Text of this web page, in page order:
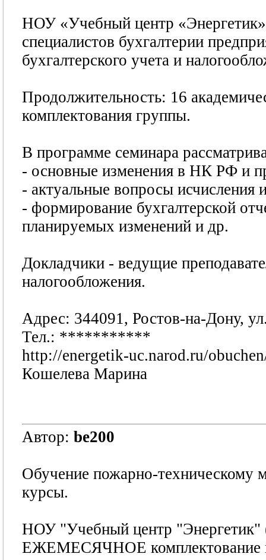
НОУ «Учебный центр «Энергетик»
специалистов бухгалтерии
бухгалтерского учета и
Продолжительность: 16
комплектования группы.
В программе семинара
- основные изменения в НК РФ и
- актуальные вопросы
- формирование бухгалтерской
планируемых изменений и др.
Докладчики - ведущие
налогообложения.
Адрес: 344091, Ростов-на-Дону,
Тел.: ***********
http://energetik-uc.narod.ru/
Кошелева Марина
Автор: be200
Обучение пожарно-техническому
курсы.
НОУ "Учебный центр "Энергетик"
ЕЖЕМЕСЯЧНОЕ комплектование и